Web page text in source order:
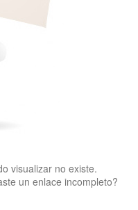
visualizar no existe.
un enlace incompleto?